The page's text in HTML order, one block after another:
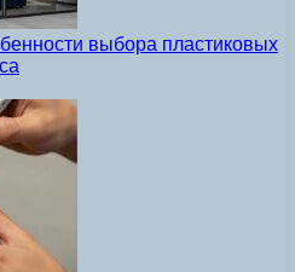
выбора пластиковых